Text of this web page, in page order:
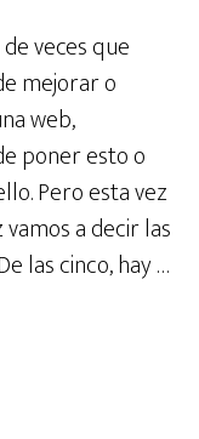
veces que
mejorar o
web,
poner esto o
Pero esta vez
vamos a decir las
las cinco, hay …